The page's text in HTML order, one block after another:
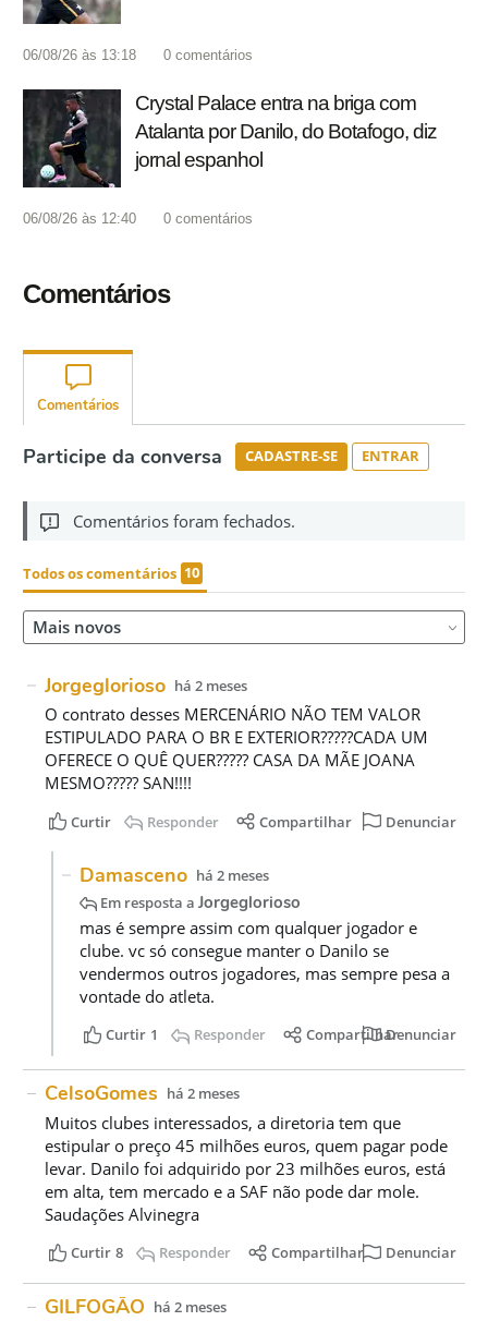
06/08/26 às 13:18 0 comentários
Crystal Palace entra na briga com
Atalanta por Danilo, do Botafogo, diz
jornal espanhol
06/08/26 às 12:40 0 comentários
Comentários